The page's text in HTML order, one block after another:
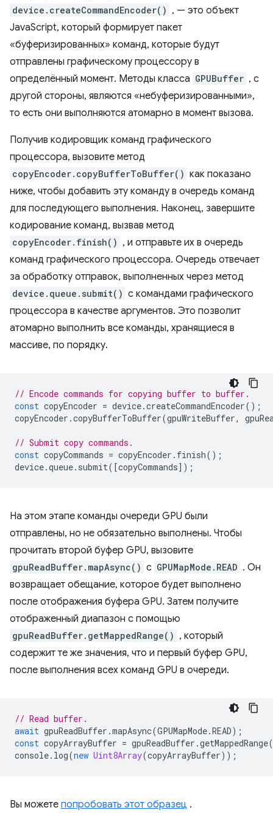
device.createCommandEncoder() , — это объект
JavaScript, который формирует пакет
«буферизированных» команд, которые будут
отправлены графическому процессору в
определённый момент. Методы класса GPUBuffer , с
другой стороны, являются «небуферизированными»,
то есть они выполняются атомарно в момент вызова.
Получив кодировщик команд графического
процессора, вызовите метод
copyEncoder.copyBufferToBuffer() как показано
ниже, чтобы добавить эту команду в очередь команд
для последующего выполнения. Наконец, завершите
кодирование команд, вызвав метод
copyEncoder.finish() , и отправьте их в очередь
команд графического процессора. Очередь отвечает
за обработку отправок, выполненных через метод
device.queue.submit() с командами графического
процессора в качестве аргументов. Это позволит
атомарно выполнить все команды, хранящиеся в
массиве, по порядку.
// Encode commands for copying buffer to buffer.
const copyEncoder = device.createCommandEncoder();
copyEncoder .copyBufferToBuffer(gpuWriteBuffer,
// Submit copy commands.
const copyCommands = copyEncoder . finish();
device.queue. submit([copyCommands]);
На этом этапе команды очереди GPU были
отправлены, но не обязательно выполнены. Чтобы
прочитать второй буфер GPU, вызовите
gpuReadBuffer.mapAsync() с GPUMapMode.READ . Он
возвращает обещание, которое будет выполнено
после отображения буфера GPU. Затем получите
отображенный диапазон с помощью
gpuReadBuffer.getMappedRange() , который
содержит те же значения, что и первый буфер GPU,
после выполнения всех команд GPU в очереди.
// Read buffer.
await gpuReadBuffer .mapAsync(GPUMapMode.READ);
const copyArrayBuffer = gpuReadBuffer .getMappedRange
console. log(new Uint8Array(copyArrayBuffer));
Вы можете попробовать этот образец .